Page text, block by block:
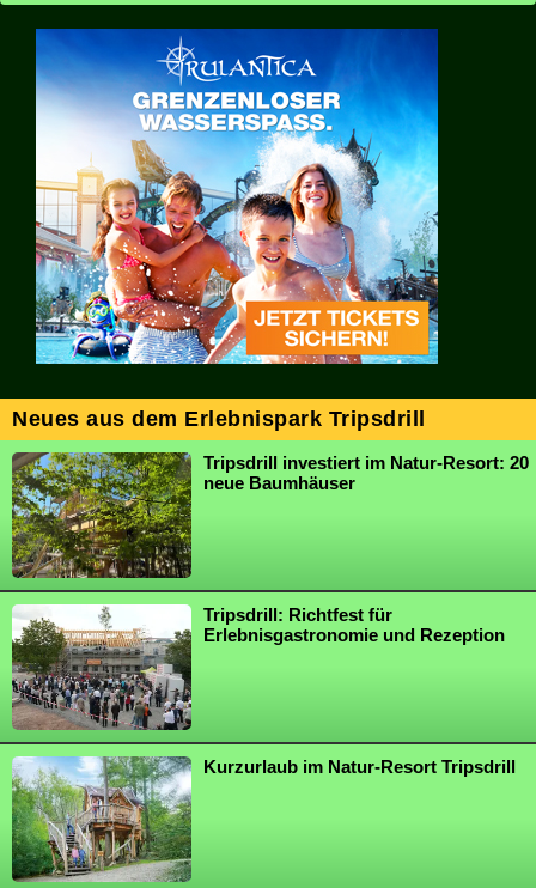
Neues aus dem Erlebnispark Tripsdrill
Tripsdrill investiert im Natur-Resort: 20
neue Baumhäuser
Tripsdrill: Richtfest für
Erlebnisgastronomie und Rezeption
Kurzurlaub im Natur-Resort Tripsdrill